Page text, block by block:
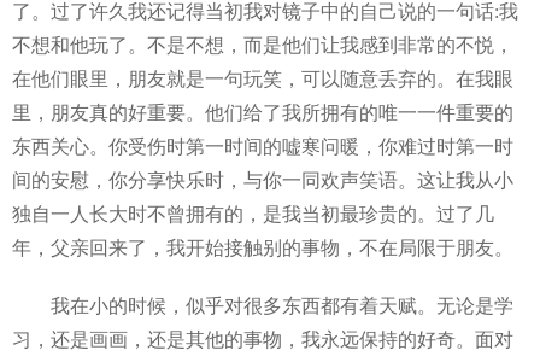
了。过了许久我还记得当初我对镜子中的自己说的一句话:我
不想和他玩了。不是不想，而是他们让我感到非常的不悦，
在他们眼里，朋友就是一句玩笑，可以随意丢弃的。在我眼
里，朋友真的好重要。他们给了我所拥有的唯一一件重要的
东西关心。你受伤时第一时间的嘘寒问暖，你难过时第一时
间的安慰，你分享快乐时，与你一同欢声笑语。这让我从小
独自一人长大时不曾拥有的，是我当初最珍贵的。过了几
年，父亲回来了，我开始接触别的事物，不在局限于朋友。
我在小的时候，似乎对很多东西都有着天赋。无论是学
习，还是画画，还是其他的事物，我永远保持的好奇。面对